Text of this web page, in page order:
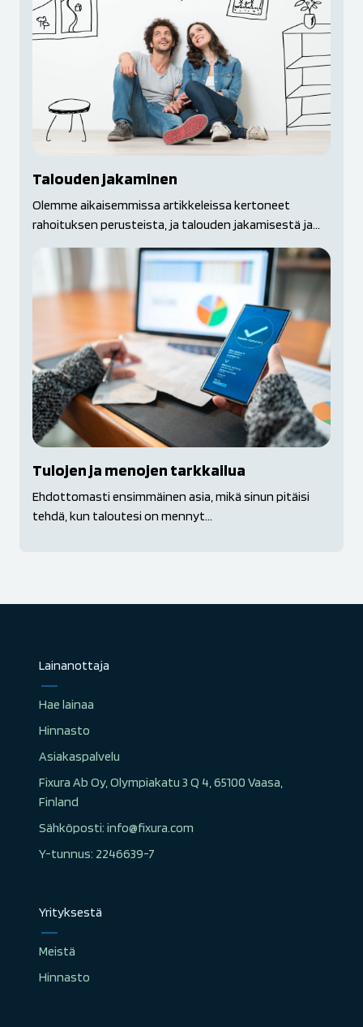
Talouden jakaminen
Olemme aikaisemmissa artikkeleissa kertoneet
rahoituksen perusteista, ja talouden jakamisestä ja...
Tulojen ja menojen tarkkailua
Ehdottomasti ensimmäinen asia, mikä sinun pitäisi
tehdä, kun taloutesi on mennyt...
Lainanottaja
Hae lainaa
Hinnasto
Asiakaspalvelu
Fixura Ab Oy, Olympiakatu 3 Q 4, 65100 Vaasa,
Finland
Sähköposti: info@fixura.com
Y-tunnus: 2246639-7
Yrityksestä
Meistä
Hinnasto